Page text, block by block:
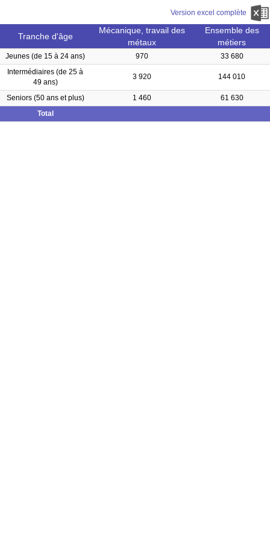
Version excel complète
Tranche d'âge
Mécanique, travail des
métaux
Ensemble des
métiers
Jeunes (de 15 à 24 ans) 970
33 680
Intermédiaires (de 25 à
49 ans)
3 920 144 010
Seniors (50 ans et plus) 1 460
61 630
Total